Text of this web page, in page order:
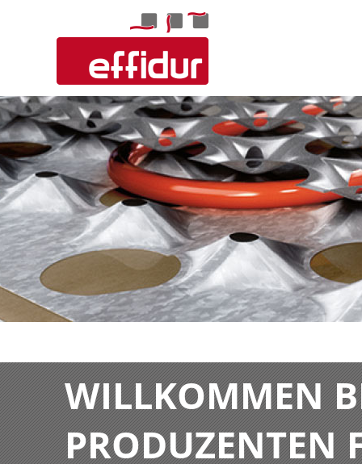
WILLKOMMEN
PRODUZENTEN